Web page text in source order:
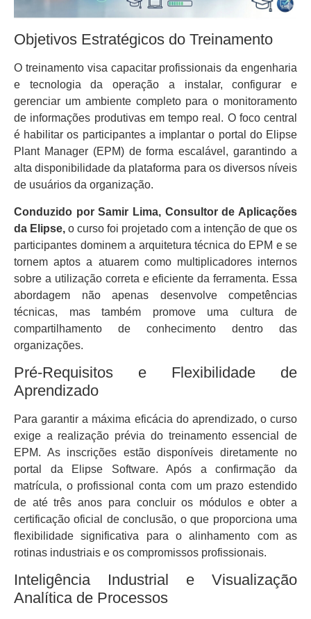
Objetivos Estratégicos do Treinamento
O treinamento visa capacitar profissionais da engenharia
e tecnologia da operação a instalar, configurar e
gerenciar um ambiente completo para o monitoramento
de informações produtivas em tempo real. O foco central
é habilitar os participantes a implantar o portal do Elipse
Plant Manager (EPM) de forma escalável, garantindo a
alta disponibilidade da plataforma para os diversos níveis
de usuários da organização.
Conduzido por Samir Lima, Consultor de Aplicações
da Elipse, o curso foi projetado com a intenção de que os
participantes dominem a arquitetura técnica do EPM e se
tornem aptos a atuarem como multiplicadores internos
sobre a utilização correta e eficiente da ferramenta. Essa
abordagem não apenas desenvolve competências
técnicas, mas também promove uma cultura de
compartilhamento de conhecimento dentro das
organizações.
Pré-Requisitos e Flexibilidade de
Aprendizado
Para garantir a máxima eficácia do aprendizado, o curso
exige a realização prévia do treinamento essencial de
EPM. As inscrições estão disponíveis diretamente no
portal da Elipse Software. Após a confirmação da
matrícula, o profissional conta com um prazo estendido
de até três anos para concluir os módulos e obter a
certificação oficial de conclusão, o que proporciona uma
flexibilidade significativa para o alinhamento com as
rotinas industriais e os compromissos profissionais.
Inteligência Industrial e Visualização
Analítica de Processos